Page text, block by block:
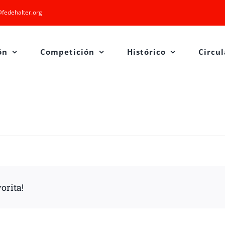
Competición Histórico